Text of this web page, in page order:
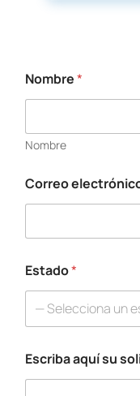
Nombre*
Nombre
Correo
Estado*
— Selecciona un
Escriba aquí su